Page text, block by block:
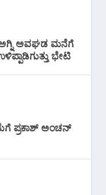
ಅಗ್ನಿ ಅವಘಡ ಮನೆಗೆ
ಭೇಟಿ
ಪ್ರಕಾಶ್ ಅಂಚನ್